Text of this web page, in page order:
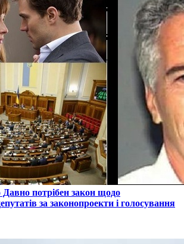
потрібен закон щодо
за законопроекти і голосування